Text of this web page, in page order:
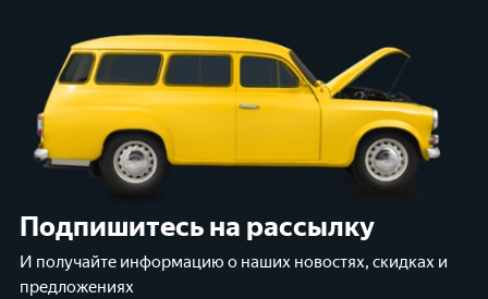
Подпишитесь на рассылку
И получайте информацию о наших новостях, скидках и
предложениях